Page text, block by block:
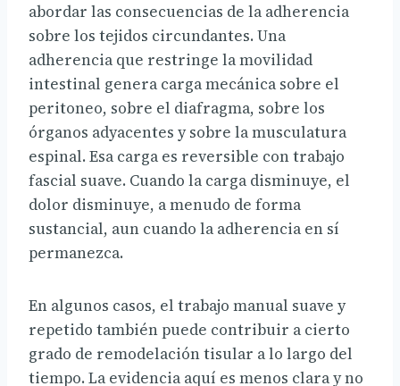
abordar las consecuencias de la adherencia
sobre los tejidos circundantes. Una
adherencia que restringe la movilidad
intestinal genera carga mecánica sobre el
peritoneo, sobre el diafragma, sobre los
órganos adyacentes y sobre la musculatura
espinal. Esa carga es reversible con trabajo
fascial suave. Cuando la carga disminuye, el
dolor disminuye, a menudo de forma
sustancial, aun cuando la adherencia en sí
permanezca.
En algunos casos, el trabajo manual suave y
repetido también puede contribuir a cierto
grado de remodelación tisular a lo largo del
tiempo. La evidencia aquí es menos clara y no